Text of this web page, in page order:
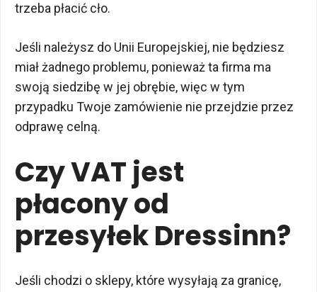
trzeba płacić cło.
Jeśli należysz do Unii Europejskiej, nie będziesz
miał żadnego problemu, ponieważ ta firma ma
swoją siedzibę w jej obrębie, więc w tym
przypadku Twoje zamówienie nie przejdzie przez
odprawę celną.
Czy VAT jest
płacony od
przesyłek Dressinn?
Jeśli chodzi o sklepy, które wysyłają za granicę,